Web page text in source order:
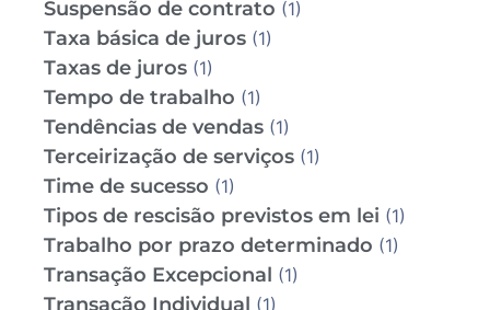
Suspensão de contrato (1)
Taxa básica de juros (1)
Taxas de juros (1)
Tempo de trabalho (1)
Tendências de vendas (1)
Terceirização de serviços (1)
Time de sucesso (1)
Tipos de rescisão previstos em lei (1)
Trabalho por prazo determinado (1)
Transação Excepcional (1)
Transação Individual (1)